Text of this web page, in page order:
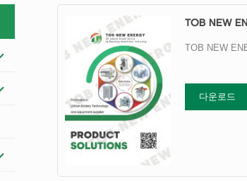
TOB NEW
TOB NEW
다운로드